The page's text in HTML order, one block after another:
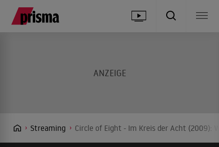
Streaming Circle of Eight - Im Kreis der Acht (2009):